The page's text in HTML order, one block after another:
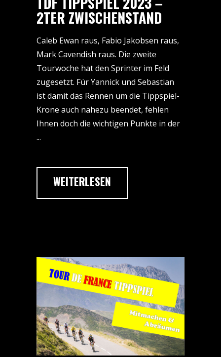
2TER ZWISCHENSTAND
Caleb Ewan raus, Fabio Jakobsen raus,
Mark Cavendish raus. Die zweite
Tourwoche hat den Sprinter im Feld
zugesetzt. Für Yannick und Sebastian
ist damit das Rennen um die Tippspiel-
Krone auch nahezu beendet, fehlen
Ihnen doch die wichtigen Punkte in der
WEITERLESEN